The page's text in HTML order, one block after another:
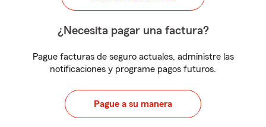
¿Necesita pagar una factura?
Pague facturas de seguro actuales, administre las
notificaciones y programe pagos futuros.
Pague a su manera